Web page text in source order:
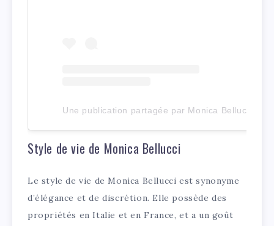
Style de vie de Monica Bellucci
Le style de vie de Monica Bellucci est synonyme
d’élégance et de discrétion. Elle possède des
propriétés en Italie et en France, et a un goût